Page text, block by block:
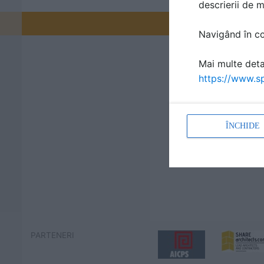
PARTENERI
descrierii de
Navigând în
Mai multe
https://
ÎNCHIDE